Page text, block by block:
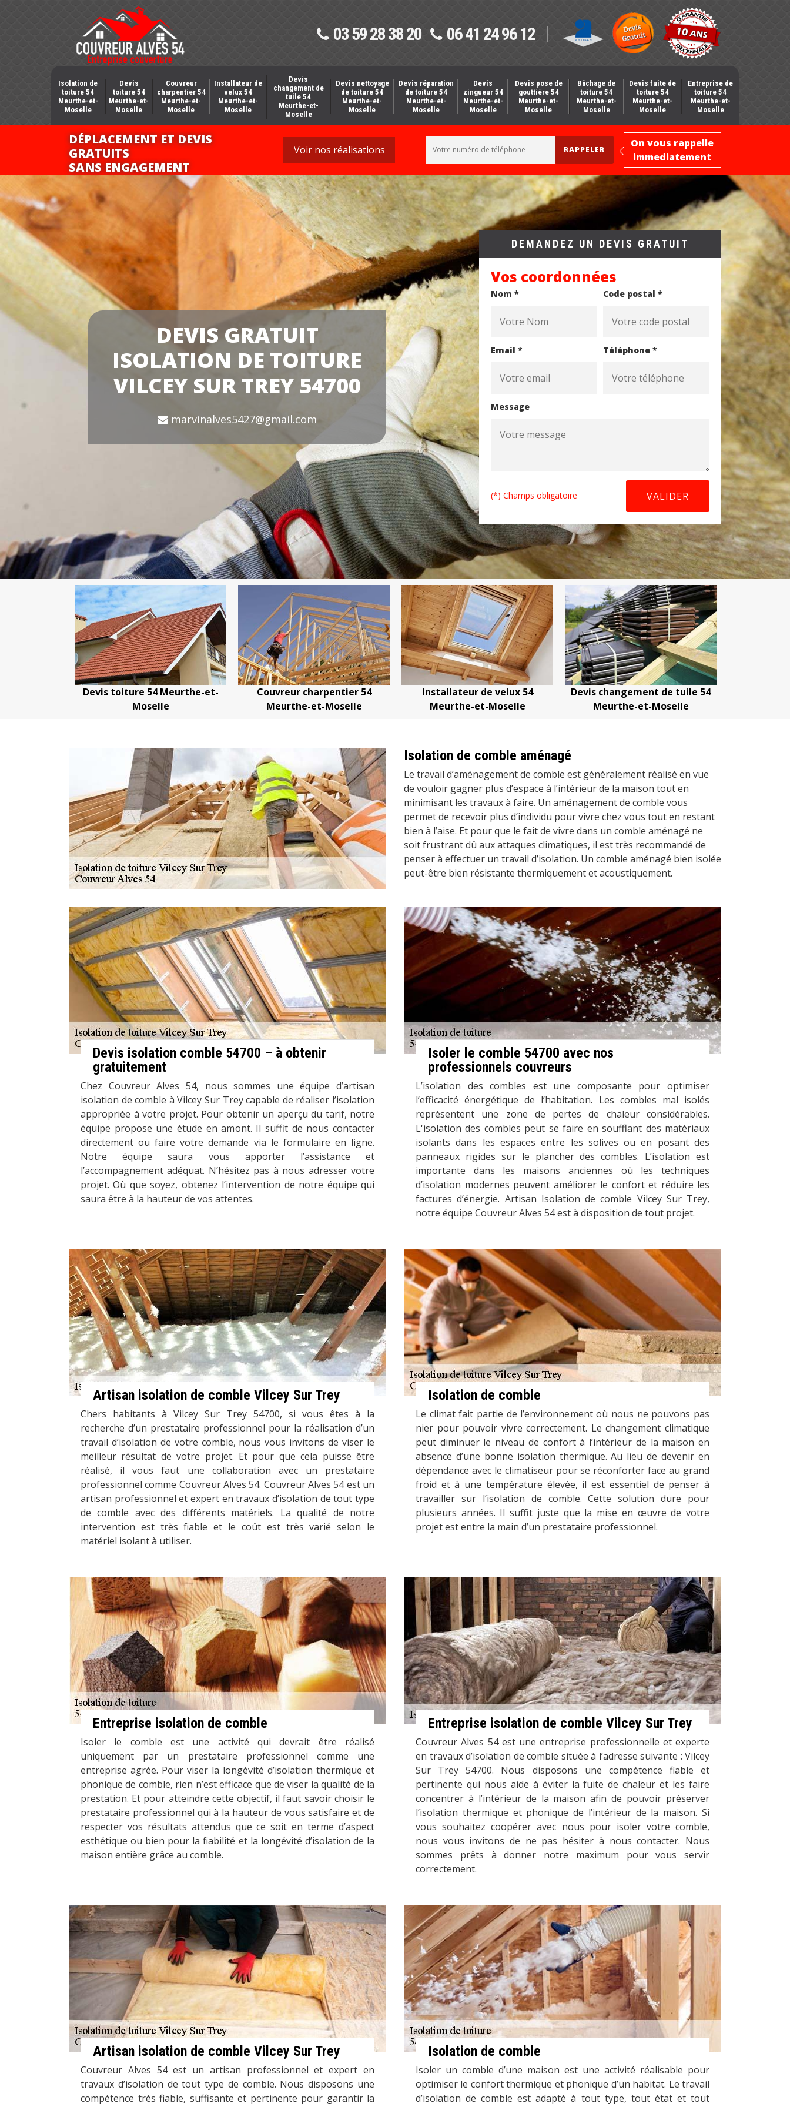
03 59 28 38 20 06 41 24 96 12
Isolation de
toiture 54
Meurthe-et-
Moselle
Devis
toiture 54
Meurthe-et-
Moselle
Couvreur
charpentier 54
Meurthe-et-
Moselle
Installateur de
velux 54
Meurthe-et-
Moselle
Devis
changement de
tuile 54
Meurthe-et-
Moselle
Devis nettoyage
de toiture 54
Meurthe-et-
Moselle
Devis réparation
de toiture 54
Meurthe-et-
Moselle
Devis
zingueur 54
Meurthe-et-
Moselle
Devis pose de
gouttière 54
Meurthe-et-
Moselle
Bâchage de
toiture 54
Meurthe-et-
Moselle
Devis fuite de
toiture 54
Meurthe-et-
Moselle
Entreprise de
toiture 54
Meurthe-et-
Moselle
DÉPLACEMENT ET DEVIS
GRATUITS
SANS ENGAGEMENT
Voir nos réalisations
On vous rappelle
immediatement
DEVIS GRATUIT
ISOLATION DE TOITURE
VILCEY SUR TREY 54700
marvinalves5427@gmail.com
DEMANDEZ UN DEVIS GRATUIT
Vos coordonnées
Nom * Code postal *
Email * Téléphone *
Message
(*) Champs obligatoire
Devis toiture 54 Meurthe-et-
Moselle
Couvreur charpentier 54
Meurthe-et-Moselle
Installateur de velux 54
Meurthe-et-Moselle
Devis changement de tuile 54
Meurthe-et-Moselle
Isolation de comble aménagé
Le travail d’aménagement de comble est généralement réalisé en vue
de vouloir gagner plus d’espace à l’intérieur de la maison tout en
minimisant les travaux à faire. Un aménagement de comble vous
permet de recevoir plus d’individu pour vivre chez vous tout en restant
bien à l’aise. Et pour que le fait de vivre dans un comble aménagé ne
soit frustrant dû aux attaques climatiques, il est très recommandé de
penser à effectuer un travail d’isolation. Un comble aménagé bien isolée
peut-être bien résistante thermiquement et acoustiquement.
Devis isolation comble 54700 – à obtenir
gratuitement
Chez Couvreur Alves 54, nous sommes une équipe d’artisan
isolation de comble à Vilcey Sur Trey capable de réaliser l’isolation
appropriée à votre projet. Pour obtenir un aperçu du tarif, notre
équipe propose une étude en amont. Il suffit de nous contacter
directement ou faire votre demande via le formulaire en ligne.
Notre équipe saura vous apporter l’assistance et
l’accompagnement adéquat. N’hésitez pas à nous adresser votre
projet. Où que soyez, obtenez l’intervention de notre équipe qui
saura être à la hauteur de vos attentes.
Isoler le comble 54700 avec nos
professionnels couvreurs
L’isolation des combles est une composante pour optimiser
l’efficacité énergétique de l’habitation. Les combles mal isolés
représentent une zone de pertes de chaleur considérables.
L'isolation des combles peut se faire en soufflant des matériaux
isolants dans les espaces entre les solives ou en posant des
panneaux rigides sur le plancher des combles. L’isolation est
importante dans les maisons anciennes où les techniques
d’isolation modernes peuvent améliorer le confort et réduire les
factures d’énergie. Artisan Isolation de comble Vilcey Sur Trey,
notre équipe Couvreur Alves 54 est à disposition de tout projet.
Artisan isolation de comble Vilcey Sur Trey
Chers habitants à Vilcey Sur Trey 54700, si vous êtes à la
recherche d’un prestataire professionnel pour la réalisation d’un
travail d’isolation de votre comble, nous vous invitons de viser le
meilleur résultat de votre projet. Et pour que cela puisse être
réalisé, il vous faut une collaboration avec un prestataire
professionnel comme Couvreur Alves 54. Couvreur Alves 54 est un
artisan professionnel et expert en travaux d’isolation de tout type
de comble avec des différents matériels. La qualité de notre
intervention est très fiable et le coût est très varié selon le
matériel isolant à utiliser.
Isolation de comble
Le climat fait partie de l’environnement où nous ne pouvons pas
nier pour pouvoir vivre correctement. Le changement climatique
peut diminuer le niveau de confort à l’intérieur de la maison en
absence d’une bonne isolation thermique. Au lieu de devenir en
dépendance avec le climatiseur pour se réconforter face au grand
froid et à une température élevée, il est essentiel de penser à
travailler sur l’isolation de comble. Cette solution dure pour
plusieurs années. Il suffit juste que la mise en œuvre de votre
projet est entre la main d’un prestataire professionnel.
Entreprise isolation de comble
Isoler le comble est une activité qui devrait être réalisé
uniquement par un prestataire professionnel comme une
entreprise agrée. Pour viser la longévité d’isolation thermique et
phonique de comble, rien n’est efficace que de viser la qualité de la
prestation. Et pour atteindre cette objectif, il faut savoir choisir le
prestataire professionnel qui à la hauteur de vous satisfaire et de
respecter vos résultats attendus que ce soit en terme d’aspect
esthétique ou bien pour la fiabilité et la longévité d’isolation de la
maison entière grâce au comble.
Entreprise isolation de comble Vilcey Sur Trey
Couvreur Alves 54 est une entreprise professionnelle et experte
en travaux d’isolation de comble située à l’adresse suivante : Vilcey
Sur Trey 54700. Nous disposons une compétence fiable et
pertinente qui nous aide à éviter la fuite de chaleur et les faire
concentrer à l’intérieur de la maison afin de pouvoir préserver
l’isolation thermique et phonique de l’intérieur de la maison. Si
vous souhaitez coopérer avec nous pour isoler votre comble,
nous vous invitons de ne pas hésiter à nous contacter. Nous
sommes prêts à donner notre maximum pour vous servir
correctement.
Artisan isolation de comble Vilcey Sur Trey
Couvreur Alves 54 est un artisan professionnel et expert en
travaux d’isolation de tout type de comble. Nous disposons une
compétence très fiable, suffisante et pertinente pour garantir la
Isolation de comble
Isoler un comble d’une maison est une activité réalisable pour
optimiser le confort thermique et phonique d’un habitat. Le travail
d’isolation de comble est adapté à tout type, tout état et tout